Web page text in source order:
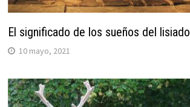
El significado de los sueños del lisiado
10 mayo, 2021